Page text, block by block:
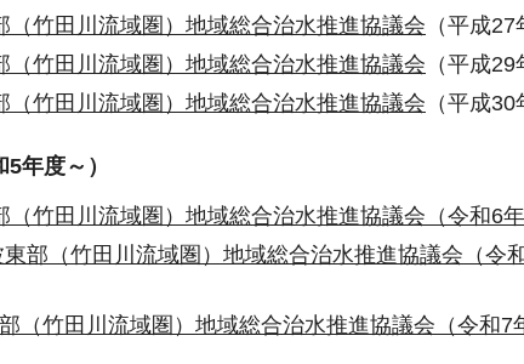
（竹田川流域圏）地域総合治水推進協議会 （平成
（竹田川流域圏）地域総合治水推進協議会 （平成
（竹田川流域圏）地域総合治水推進協議会 （平成
年度～）
（竹田川流域圏）地域総合治水推進協議会（令和6年
部（竹田川流域圏）地域総合治水推進協議会（令
（竹田川流域圏）地域総合治水推進協議会（令和7